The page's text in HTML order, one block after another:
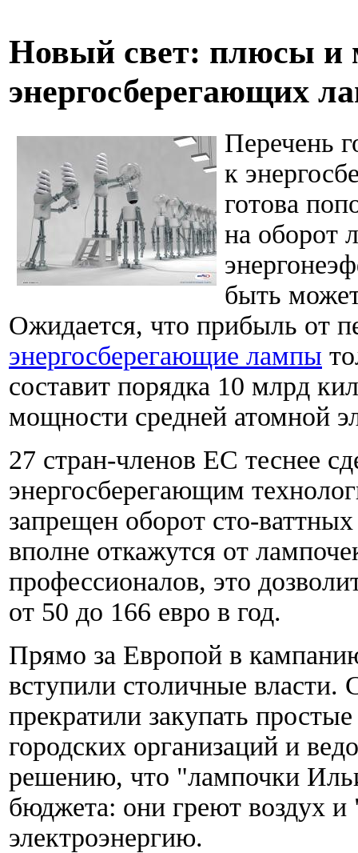
Новый свет: плюсы и
энергосберегающих
Перечень
к
готова
на оборот
быть
Ожидается, что прибыль от
энергосберегающие лампы
составит порядка 10 млрд
мощности средней атомной
27 стран-членов ЕС теснее
энергосберегающим
запрещен оборот сто-
вполне откажутся от
профессионалов, это
от 50 до 166 евро в год.
Прямо за Европой в
вступили столичные власти.
прекратили закупать
городских организаций и
решению, что "лампочки
бюджета: они греют воздух
электроэнергию.